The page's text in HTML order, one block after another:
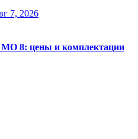
7, 2026
8: цены и комплектации